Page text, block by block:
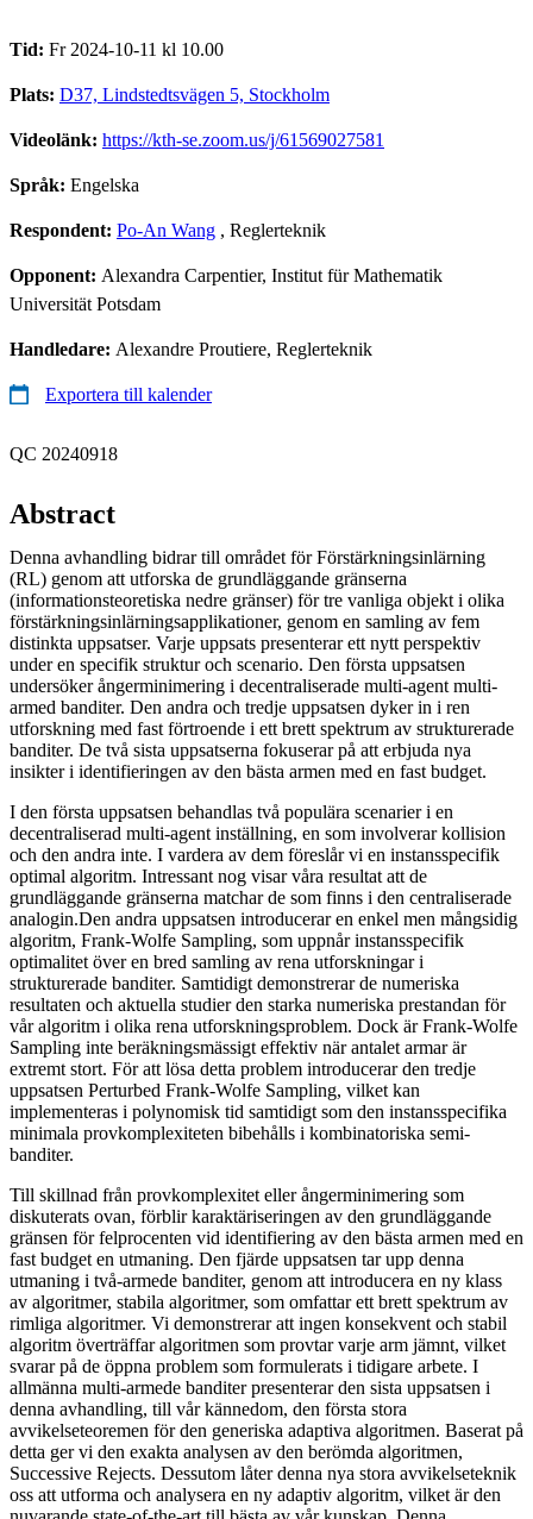
Tid: Fr 2024-10-11 kl 10.00
Plats: D37, Lindstedtsvägen 5, Stockholm
Videolänk: https://kth-se.zoom.us/j/61569027581
Språk: Engelska
Respondent: Po-An Wang , Reglerteknik
Opponent: Alexandra Carpentier, Institut für Mathematik
Universität Potsdam
Handledare: Alexandre Proutiere, Reglerteknik
Exportera till kalender
QC 20240918
Abstract
Denna avhandling bidrar till området för Förstärkningsinlärning
(RL) genom att utforska de grundläggande gränserna
(informationsteoretiska nedre gränser) för tre vanliga objekt i olika
förstärkningsinlärningsapplikationer, genom en samling av fem
distinkta uppsatser. Varje uppsats presenterar ett nytt perspektiv
under en specifik struktur och scenario. Den första uppsatsen
undersöker ångerminimering i decentraliserade multi-agent multi-
armed banditer. Den andra och tredje uppsatsen dyker in i ren
utforskning med fast förtroende i ett brett spektrum av strukturerade
banditer. De två sista uppsatserna fokuserar på att erbjuda nya
insikter i identifieringen av den bästa armen med en fast budget.
I den första uppsatsen behandlas två populära scenarier i en
decentraliserad multi-agent inställning, en som involverar kollision
och den andra inte. I vardera av dem föreslår vi en instansspecifik
optimal algoritm. Intressant nog visar våra resultat att de
grundläggande gränserna matchar de som finns i den centraliserade
analogin.Den andra uppsatsen introducerar en enkel men mångsidig
algoritm, Frank-Wolfe Sampling, som uppnår instansspecifik
optimalitet över en bred samling av rena utforskningar i
strukturerade banditer. Samtidigt demonstrerar de numeriska
resultaten och aktuella studier den starka numeriska prestandan för
vår algoritm i olika rena utforskningsproblem. Dock är Frank-Wolfe
Sampling inte beräkningsmässigt effektiv när antalet armar är
extremt stort. För att lösa detta problem introducerar den tredje
uppsatsen Perturbed Frank-Wolfe Sampling, vilket kan
implementeras i polynomisk tid samtidigt som den instansspecifika
minimala provkomplexiteten bibehålls i kombinatoriska semi-
banditer.
Till skillnad från provkomplexitet eller ångerminimering som
diskuterats ovan, förblir karaktäriseringen av den grundläggande
gränsen för felprocenten vid identifiering av den bästa armen med en
fast budget en utmaning. Den fjärde uppsatsen tar upp denna
utmaning i två-armede banditer, genom att introducera en ny klass
av algoritmer, stabila algoritmer, som omfattar ett brett spektrum av
rimliga algoritmer. Vi demonstrerar att ingen konsekvent och stabil
algoritm överträffar algoritmen som provtar varje arm jämnt, vilket
svarar på de öppna problem som formulerats i tidigare arbete. I
allmänna multi-armede banditer presenterar den sista uppsatsen i
denna avhandling, till vår kännedom, den första stora
avvikelseteoremen för den generiska adaptiva algoritmen. Baserat på
detta ger vi den exakta analysen av den berömda algoritmen,
Successive Rejects. Dessutom låter denna nya stora avvikelseteknik
oss att utforma och analysera en ny adaptiv algoritm, vilket är den